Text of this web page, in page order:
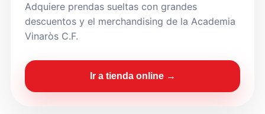
Adquiere prendas sueltas con grandes
descuentos y el merchandising de la Academia
Vinaròs C.F.
Ir a tienda online →